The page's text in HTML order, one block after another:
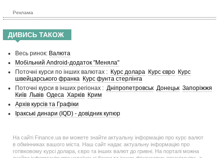
Реклама
ДИВИСЬ ТАКОЖ
Весь ринок: Валюта
Мобільний Android-додаток "Меняла"
Поточні курси по інших валютах : Курс долара Курс євро Курс
швейцарського франка Курс фунта стерлінга
Поточні курси в інших регіонах : Дніпропетровськ Донецьк Запоріжжя
Київ Львів Одеса Харків Крим
Архів курсів та Графіки
Іракські динари (IQD) - довідник купюр
На сайті Finance.ua ви можете знайти актуальну інформацію про курс валют
в обмінниках вашого міста. Наш сайт надає актуальну інформацію про
готівковому курсі долара, євро та інших валют до гривні. На порталі можна